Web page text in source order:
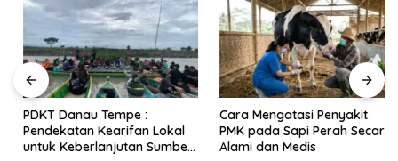
PDKT Danau Tempe :
Pendekatan Kearifan Lokal
untuk Keberlanjutan Sumber
Cara Mengatasi Penyakit
PMK pada Sapi Perah Secara
Alami dan Medis